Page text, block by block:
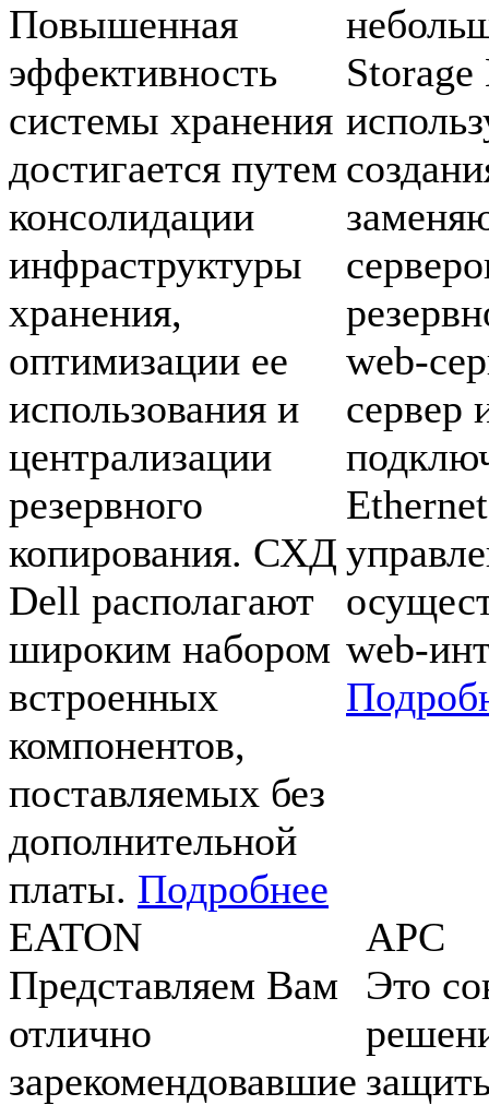
Повышенная
эффективность
системы хранения
достигается путем
консолидации
инфраструктуры
хранения,
оптимизации ее
использования и
централизации
резервного
копирования. СХД
Dell располагают
широким набором
встроенных
компонентов,
поставляемых без
дополнительной
платы. Подробнее
web-
сервер
web-
EATON
Представляем Вам
отлично
зарекомендовавшие
APC
Это